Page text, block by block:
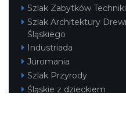
Szlak Zabytków Techniki
Szlak Architektury
Śląskiego
Industriada
Juromania
Szlak Przyrody
Śląskie z dzieckiem